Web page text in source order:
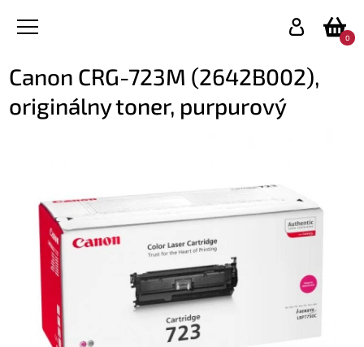
0
Canon CRG-723M (2642B002),
originálny toner, purpurový